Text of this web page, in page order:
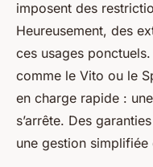
imposent des
Heureusement, des
ces usages
comme le Vito ou le
en charge rapide :
s’arrête. Des
une gestion